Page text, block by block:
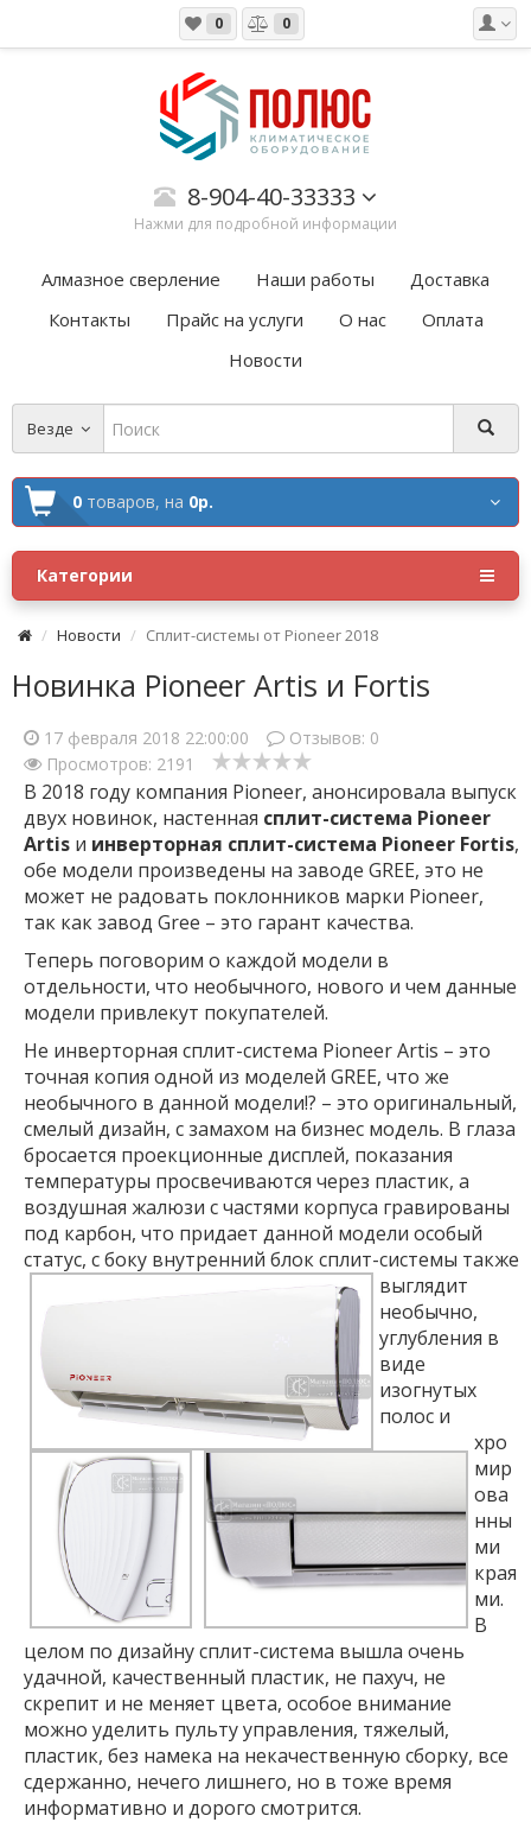
0 0
8-904-40-33333
Нажми для подробной информации
Алмазное сверление Наши работы
Доставка
Контакты
Прайс на услуги О нас
Оплата
Новости
Везде
0 товаров, на 0р.
Категории
Новости Сплит-системы от Pioneer 2018
Новинка Pioneer Artis и Fortis
17 февраля 2018 22:00:00 Отзывов: 0
Просмотров: 2191
В 2018 году компания Pioneer, анонсировала выпуск
двух новинок, настенная сплит-система Pioneer
Artis и инверторная сплит-система Pioneer Fortis,
обе модели произведены на заводе GREE, это не
может не радовать поклонников марки Pioneer,
так как завод Gree – это гарант качества.
Теперь поговорим о каждой модели в
отдельности, что необычного, нового и чем данные
модели привлекут покупателей.
Не инверторная сплит-система Pioneer Artis – это
точная копия одной из моделей GREE, что же
необычного в данной модели!? – это оригинальный,
смелый дизайн, с замахом на бизнес модель. В глаза
бросается проекционные дисплей, показания
температуры просвечиваются через пластик, а
воздушная жалюзи с частями корпуса гравированы
под карбон, что придает данной модели особый
статус, с боку внутренний блок сплит-системы также
выглядит
необычно,
углубления в
виде
изогнутых
полос и
хро
мир
ова
нны
ми
края
ми.
В
целом по дизайну сплит-система вышла очень
удачной, качественный пластик, не пахуч, не
скрепит и не меняет цвета, особое внимание
можно уделить пульту управления, тяжелый,
пластик, без намека на некачественную сборку, все
сдержанно, нечего лишнего, но в тоже время
информативно и дорого смотрится.